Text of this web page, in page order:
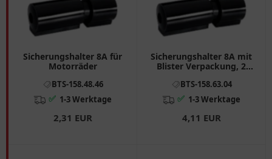
Sicherungshalter 8A für
Motorräder
BTS-158.48.46
✅ 1-3 Werktage
2,31 EUR
Sicherungshalter 8A mit
Blister Verpackung, 2
BTS-158.63.04
✅ 1-3 Werktage
4,11 EUR